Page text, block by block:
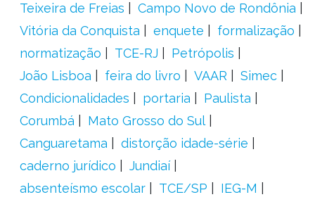
Teixeira de Freias
Campo Novo de Rondônia
Vitória da Conquista
enquete
formalização
normatização
TCE-RJ
Petrópolis
João Lisboa
feira do livro VAAR
Simec
Condicionalidades
portaria
Paulista
Corumbá
Mato Grosso do Sul
Canguaretama
distorção idade-série
caderno jurídico
Jundiaí
absenteísmo escolar
TCE/SP
IEG-M